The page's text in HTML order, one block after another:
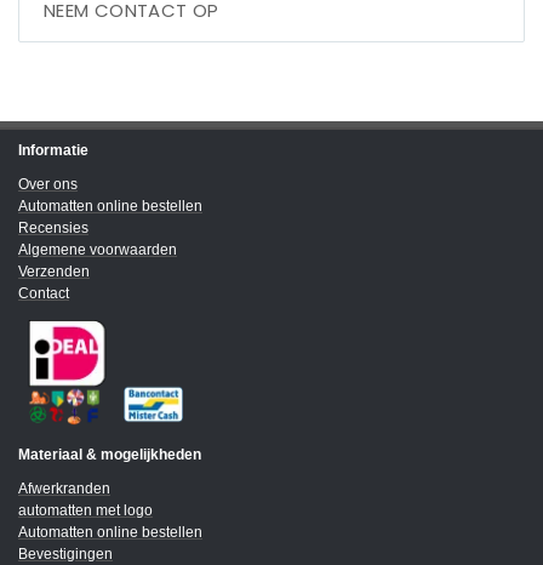
NEEM CONTACT OP
Informatie
Over ons
Automatten online bestellen
Recensies
Algemene voorwaarden
Verzenden
Contact
Materiaal & mogelijkheden
Afwerkranden
automatten met logo
Automatten online bestellen
Bevestigingen